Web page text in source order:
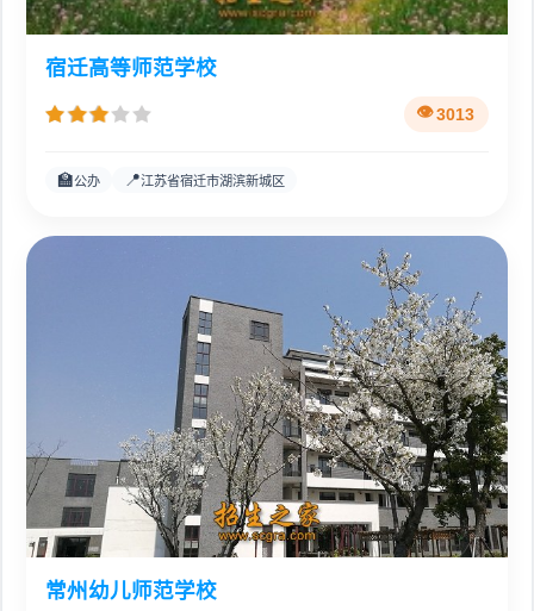
宿迁高等师范学校
3013
🏫公办 📍江苏省宿迁市湖滨新城区
常州幼儿师范学校